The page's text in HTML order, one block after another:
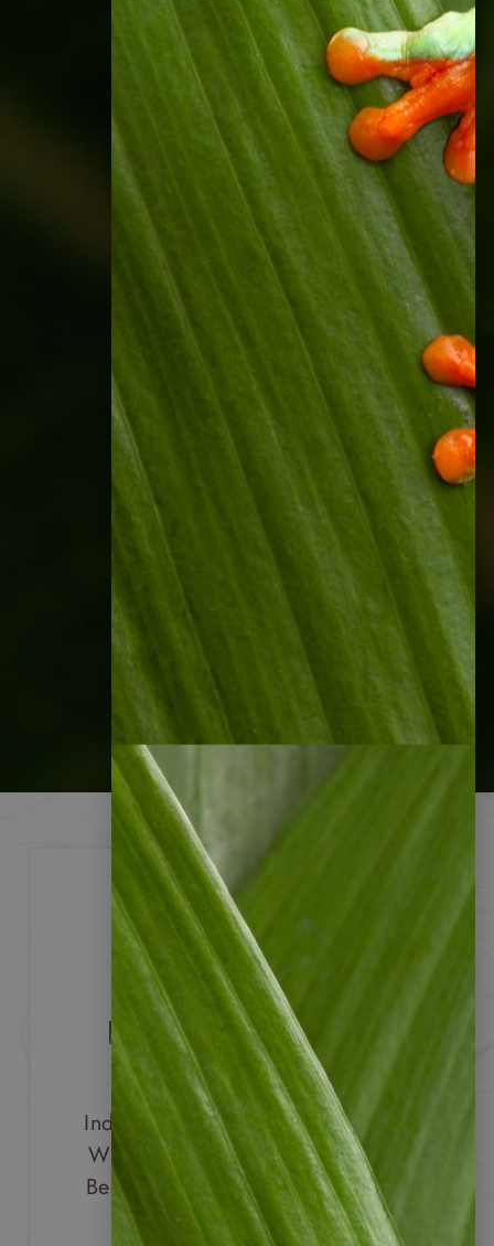
Reisen nach Maß
Unsere Mietwagen- &
Individualreisen können nach Ihren
Wünschen angepasst und auf Ihre
Bedürfnisse zugeschnitten werden.